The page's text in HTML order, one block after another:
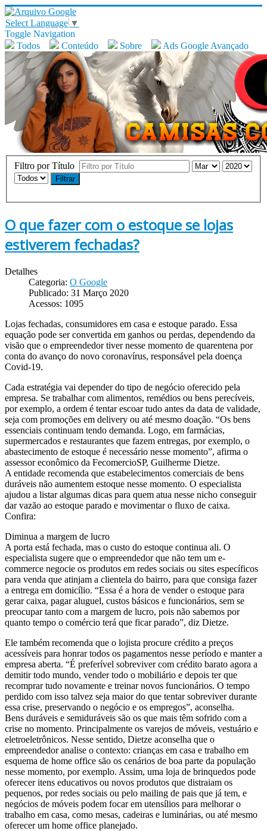
Select Language ▼
Toggle Navigation
Todos
Conteúdo Sobre Ads Google Avançado
Filtro por Título
Filtrar
O que fazer com o estoque se lojas
estiverem fechadas?
Detalhes
Categoria: O Google
Publicado: 31 Março 2020
Acessos: 1095
Lojas fechadas, consumidores em casa e estoque parado. Essa
equação pode ser convertida em ganhos ou perdas, dependendo da
visão que o empreendedor tiver nesse momento de quarentena por
conta do avanço do novo coronavírus, responsável pela doença
Covid-19.
Cada estratégia vai depender do tipo de negócio oferecido pela
empresa. Se trabalhar com alimentos, remédios ou bens perecíveis,
por exemplo, a ordem é tentar escoar tudo antes da data de validade,
seja com promoções em delivery ou até mesmo doação. “Os bens
essenciais continuam tendo demanda. Logo, em farmácias,
supermercados e restaurantes que fazem entregas, por exemplo, o
abastecimento de estoque é necessário nesse momento”, afirma o
assessor econômico da FecomercioSP, Guilherme Dietze.
A entidade recomenda que estabelecimentos comerciais de bens
duráveis não aumentem estoque nesse momento. O especialista
ajudou a listar algumas dicas para quem atua nesse nicho conseguir
dar vazão ao estoque parado e movimentar o fluxo de caixa.
Confira:
Diminua a margem de lucro
A porta está fechada, mas o custo do estoque continua ali. O
especialista sugere que o empreendedor que não tem um e-
commerce negocie os produtos em redes sociais ou sites específicos
para venda que atinjam a clientela do bairro, para que consiga fazer
a entrega em domicílio. “Essa é a hora de vender o estoque para
gerar caixa, pagar aluguel, custos básicos e funcionários, sem se
preocupar tanto com a margem de lucro, pois não sabemos por
quanto tempo o comércio terá que ficar parado”, diz Dietze.
Ele também recomenda que o lojista procure crédito a preços
acessíveis para honrar todos os pagamentos nesse período e manter a
empresa aberta. “É preferível sobreviver com crédito barato agora a
demitir todo mundo, vender todo o mobiliário e depois ter que
recomprar tudo novamente e treinar novos funcionários. O tempo
perdido com isso talvez seja maior do que tentar sobreviver durante
essa crise, preservando o negócio e os empregos”, aconselha.
Bens duráveis e semiduráveis são os que mais têm sofrido com a
crise no momento. Principalmente os varejos de móveis, vestuário e
eletroeletrônicos. Nesse sentido, Dietze aconselha que o
empreendedor analise o contexto: crianças em casa e trabalho em
esquema de home office são os cenários de boa parte da população
nesse momento, por exemplo. Assim, uma loja de brinquedos pode
oferecer itens educativos ou novos produtos que distraiam os
pequenos, por redes sociais ou pelo mailing de pais que já tem, e
negócios de móveis podem focar em utensílios para melhorar o
trabalho em casa, como mesas, cadeiras e luminárias, ou até mesmo
oferecer um home office planejado.